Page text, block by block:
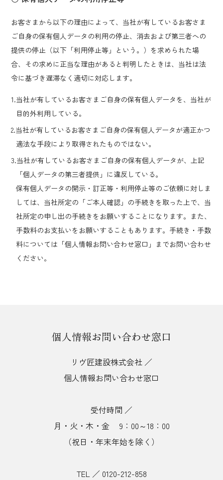
お客さまから以下の理由によって、当社が有しているお客さま
ご自身の保有個人データの利用の停止、消去および第三者への
提供の停止（以下「利用停止等」という。）を求められた場
合、その求めに正当な理由があると判明したときは、当社は法
令に基づき遅滞なく適切に対応します。
1.当社が有しているお客さまご自身の保有個人データを、当社が
目的外利用している。
2.当社が有しているお客さまご自身の保有個人データが適正かつ
適法な手段により取得されたものではない。
3.当社が有しているお客さまご自身の保有個人データが、上記
「個人データの第三者提供」に違反している。
保有個人データの開示・訂正等・利用停止等のご依頼に対しま
しては、当社所定の「ご本人確認」の手続きを取った上で、当
社所定の申し出の手続きをお願いすることになります。また、
手数料のお支払いをお願いすることもあります。手続き・手数
料については「個人情報お問い合わせ窓口」までお問い合わせ
ください。
個人情報お問い合わせ窓口
リヴ匠建設株式会社 ／
個人情報お問い合わせ窓口
受付時間 ／
月・火・木・金 9：00～18：00
（祝日・年末年始を除く）
TEL ／ 0120-212-858